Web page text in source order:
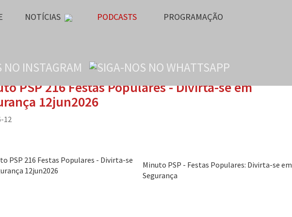
NOTÍCIAS PODCASTS PROGRAMAÇÃO
PSP 216 Festas Populares - Divirta-se em
12jun2026
12
Minuto PSP - Festas Populares: Divirta-se em
Segurança